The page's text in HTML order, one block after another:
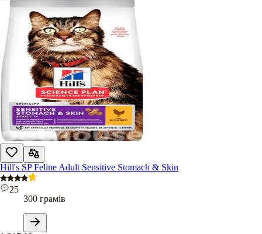
Hill's SP Feline Adult Sensitive Stomach & Skin
25
300 грамів